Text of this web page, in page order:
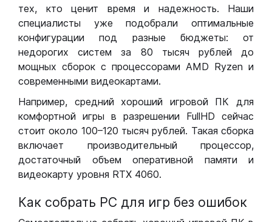
тех, кто ценит время и надежность. Наши
специалисты уже подобрали оптимальные
конфигурации под разные бюджеты: от
недорогих систем за 80 тысяч рублей до
мощных сборок с процессорами AMD Ryzen и
современными видеокартами.
Например, средний хороший игровой ПК для
комфортной игры в разрешении FullHD сейчас
стоит около 100–120 тысяч рублей. Такая сборка
включает производительный процессор,
достаточный объем оперативной памяти и
видеокарту уровня RTX 4060.
Как собрать РС для игр без ошибок